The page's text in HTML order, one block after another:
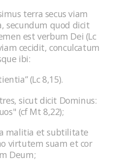
terra secus viam
secundum quod dicit
est verbum Dei (Lc
cecidit, conculcatum
ibi:
(Lc 8,15).
sicut dicit Dominus:
(cf Mt 8,22);
malitia et subtilitate
virtutem suam et cor
Deum;